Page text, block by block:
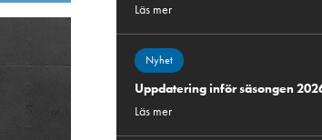
Läs mer
Nyhet
Uppdatering inför säsongen
Läs mer